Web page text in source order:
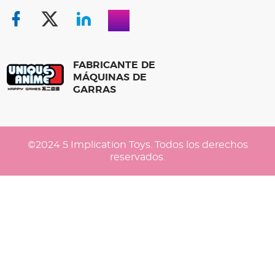
FABRICANTE DE
MÁQUINAS DE
GARRAS
©2024 5 Implication Toys. Todos los derechos
reservados.